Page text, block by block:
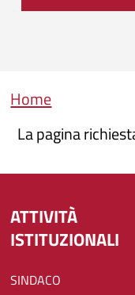
Briciole di
Home
La pagina
ATTIVITÀ
ISTITUZIONALI
SINDACO